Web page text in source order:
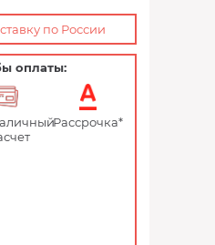
по России
оплаты:
Рассрочка*